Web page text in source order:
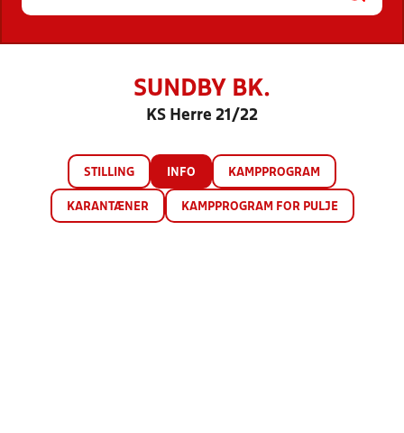
SUNDBY BK.
KS Herre 21/22
STILLING INFO KAMPPROGRAM
KARANTÆNER KAMPPROGRAM FOR PULJE